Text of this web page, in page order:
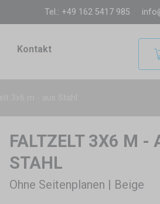
Tel.: +49 162 5417 985
Kontakt
FALTZELT 3X6 M -
STAHL
Ohne Seitenplanen | Beige